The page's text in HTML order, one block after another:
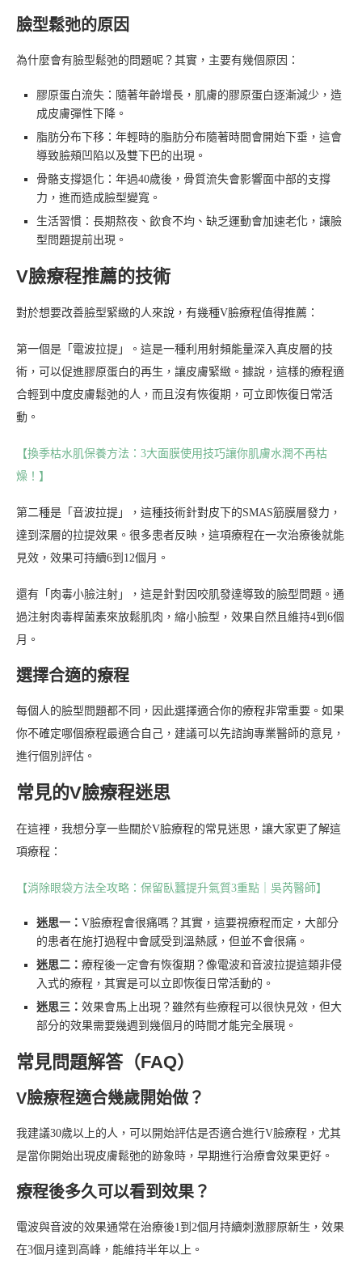
臉型鬆弛的原因
為什麼會有臉型鬆弛的問題呢？其實，主要有幾個原因：
膠原蛋白流失：隨著年齡增長，肌膚的膠原蛋白逐漸減少，造
成皮膚彈性下降。
脂肪分布下移：年輕時的脂肪分布隨著時間會開始下垂，這會
導致臉頰凹陷以及雙下巴的出現。
骨骼支撐退化：年過40歲後，骨質流失會影響面中部的支撐
力，進而造成臉型變寬。
生活習慣：長期熬夜、飲食不均、缺乏運動會加速老化，讓臉
型問題提前出現。
V臉療程推薦的技術
對於想要改善臉型緊緻的人來說，有幾種V臉療程值得推薦：
第一個是「電波拉提」。這是一種利用射頻能量深入真皮層的技
術，可以促進膠原蛋白的再生，讓皮膚緊緻。據說，這樣的療程適
合輕到中度皮膚鬆弛的人，而且沒有恢復期，可立即恢復日常活
動。
【換季枯水肌保養方法：3大面膜使用技巧讓你肌膚水潤不再枯
燥！】
第二種是「音波拉提」，這種技術針對皮下的SMAS筋膜層發力，
達到深層的拉提效果。很多患者反映，這項療程在一次治療後就能
見效，效果可持續6到12個月。
還有「肉毒小臉注射」，這是針對因咬肌發達導致的臉型問題。通
過注射肉毒桿菌素來放鬆肌肉，縮小臉型，效果自然且維持4到6個
月。
選擇合適的療程
每個人的臉型問題都不同，因此選擇適合你的療程非常重要。如果
你不確定哪個療程最適合自己，建議可以先諮詢專業醫師的意見，
進行個別評估。
常見的V臉療程迷思
在這裡，我想分享一些關於V臉療程的常見迷思，讓大家更了解這
項療程：
【消除眼袋方法全攻略：保留臥蠶提升氣質3重點｜吳芮醫師】
迷思一： V臉療程會很痛嗎？其實，這要視療程而定，大部分
的患者在施打過程中會感受到溫熱感，但並不會很痛。
迷思二： 療程後一定會有恢復期？像電波和音波拉提這類非侵
入式的療程，其實是可以立即恢復日常活動的。
迷思三： 效果會馬上出現？雖然有些療程可以很快見效，但大
部分的效果需要幾週到幾個月的時間才能完全展現。
常見問題解答（FAQ）
V臉療程適合幾歲開始做？
我建議30歲以上的人，可以開始評估是否適合進行V臉療程，尤其
是當你開始出現皮膚鬆弛的跡象時，早期進行治療會效果更好。
療程後多久可以看到效果？
電波與音波的效果通常在治療後1到2個月持續刺激膠原新生，效果
在3個月達到高峰，能維持半年以上。